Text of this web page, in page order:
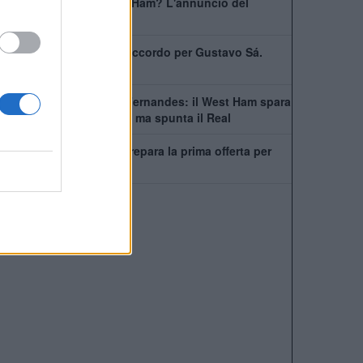
West Ham scatenato: accordo per Gustavo Sá.
Asta folle per Mateus Fernandes: il West Ham spara
alto, lo United accelera ma spunta il Real
Il Manchester United prepara la prima offerta per